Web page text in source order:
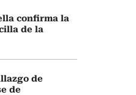
confirma la
de la
de
de